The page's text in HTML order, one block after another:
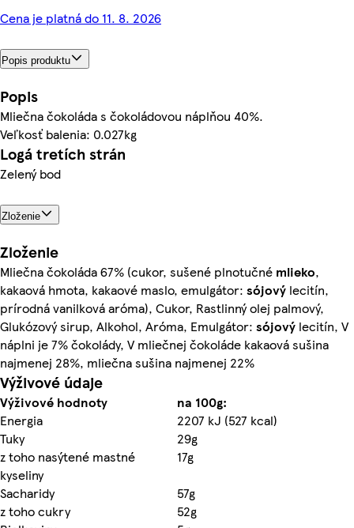
Cena je platná do 11. 8. 2026
Popis produktu
Popis
Mliečna čokoláda s čokoládovou náplňou 40%.
Veľkosť balenia: 0.027kg
Logá tretích strán
Zelený bod
Zloženie
Zloženie
Mliečna čokoláda 67% (cukor, sušené plnotučné mlieko,
kakaová hmota, kakaové maslo, emulgátor: sójový lecitín,
prírodná vanilková aróma), Cukor, Rastlinný olej palmový,
Glukózový sirup, Alkohol, Aróma, Emulgátor: sójový lecitín, V
náplni je 7% čokolády, V mliečnej čokoláde kakaová sušina
najmenej 28%, mliečna sušina najmenej 22%
Výživové údaje
Výživové hodnoty
na 100g:
Energia
2207 kJ (527 kcal)
Tuky
29g
z toho nasýtené mastné
kyseliny
17g
Sacharidy
57g
z toho cukry
52g